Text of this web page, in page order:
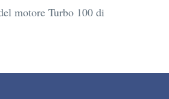
motore Turbo 100 di